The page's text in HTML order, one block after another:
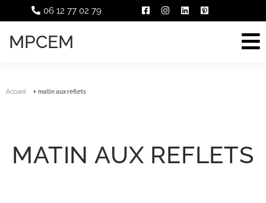
06 12 77 02 79
MPCEM
Accueil matin aux reflets
MATIN AUX REFLETS